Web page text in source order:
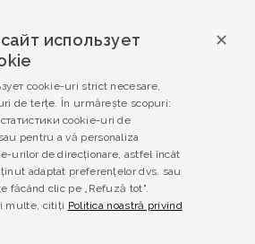
использует
cookie-uri strict necesare,
de terțe. În urmărește scopuri:
cookie-uri de
pentru a vă personaliza
urilor de direcționare, astfel încât
adaptat preferențelor dvs. sau
făcând clic pe „Refuză tot".
multe, citiți Politica noastră privind
✕